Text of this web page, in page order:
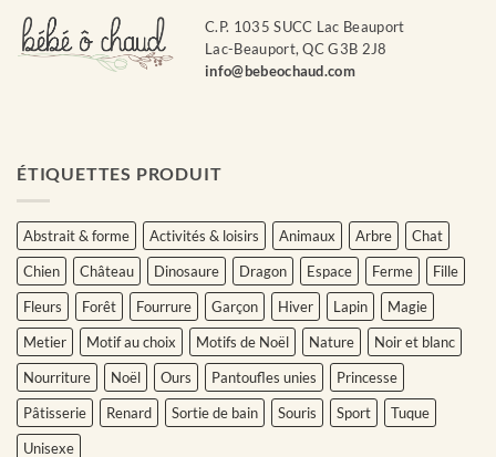
C.P. 1035 SUCC Lac Beauport
Lac-Beauport, QC G3B 2J8
info@bebeochaud.com
ÉTIQUETTES PRODUIT
Abstrait & forme Activités & loisirs Animaux Arbre
Chat
Chien
Château Dinosaure Dragon Espace Ferme
Fille
Fleurs
Forêt Fourrure Garçon Hiver Lapin
Magie
Metier
Motif au choix Motifs de Noël Nature
Noir et blanc
Nourriture
Noël Ours Pantoufles unies
Princesse
Pâtisserie
Renard Sortie de bain Souris Sport
Tuque
Unisexe